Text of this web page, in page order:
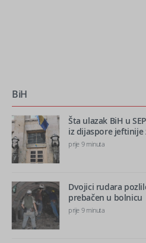
BiH
Šta ulazak BiH u
iz dijaspore jeftinije
prije 9 minuta
Dvojici rudara
prebačen u bolnicu
prije 9 minuta